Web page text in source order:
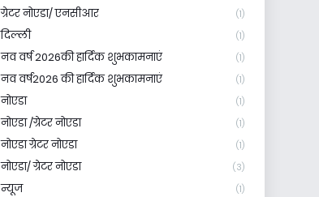
ग्रेटर नोएडा/ एनसीआर (1)
दिल्ली (1)
नव वर्ष 2026की हार्दिक शुभकामनाएं (1)
नव वर्ष2026 की हार्दिक शुभकामनाएं (1)
नोएडा (1)
नोएडा /ग्रेटर नोएडा (1)
नोएडा ग्रेटर नोएडा (1)
नोएडा/ ग्रेटर नोएडा (3)
न्यूज (1)